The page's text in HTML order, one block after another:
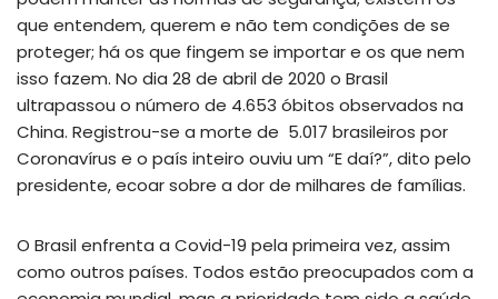
que entendem, querem e não tem condições de se
proteger; há os que fingem se importar e os que nem
isso fazem. No dia 28 de abril de 2020 o Brasil
ultrapassou o número de 4.653 óbitos observados na
China. Registrou-se a morte de 5.017 brasileiros por
Coronavírus e o país inteiro ouviu um “E daí?”, dito pelo
presidente, ecoar sobre a dor de milhares de famílias.
O Brasil enfrenta a Covid-19 pela primeira vez, assim
como outros países. Todos estão preocupados com a